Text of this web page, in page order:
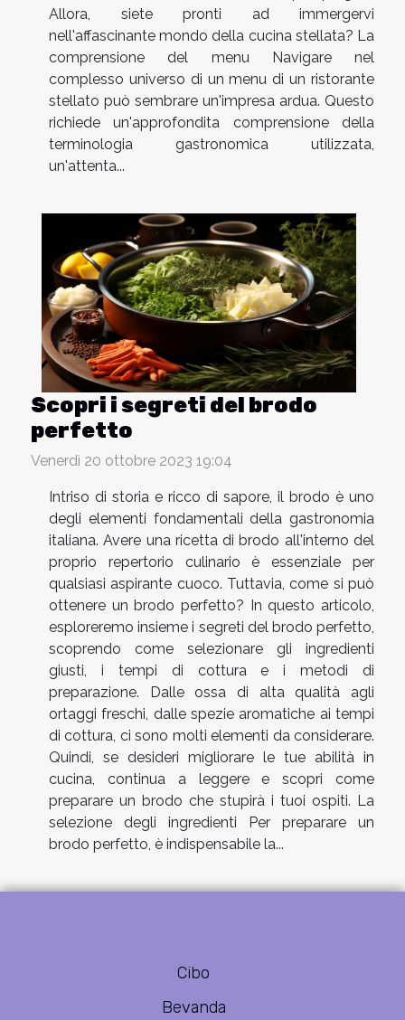
Allora, siete pronti ad immergervi
nell'affascinante mondo della cucina stellata? La
comprensione del menu Navigare nel
complesso universo di un menu di un ristorante
stellato può sembrare un'impresa ardua. Questo
richiede un'approfondita comprensione della
terminologia gastronomica utilizzata,
un'attenta...
Scopri i segreti del brodo
perfetto
Venerdì 20 ottobre 2023 19:04
Intriso di storia e ricco di sapore, il brodo è uno
degli elementi fondamentali della gastronomia
italiana. Avere una ricetta di brodo all'interno del
proprio repertorio culinario è essenziale per
qualsiasi aspirante cuoco. Tuttavia, come si può
ottenere un brodo perfetto? In questo articolo,
esploreremo insieme i segreti del brodo perfetto,
scoprendo come selezionare gli ingredienti
giusti, i tempi di cottura e i metodi di
preparazione. Dalle ossa di alta qualità agli
ortaggi freschi, dalle spezie aromatiche ai tempi
di cottura, ci sono molti elementi da considerare.
Quindi, se desideri migliorare le tue abilità in
cucina, continua a leggere e scopri come
preparare un brodo che stupirà i tuoi ospiti. La
selezione degli ingredienti Per preparare un
brodo perfetto, è indispensabile la...
Cibo
Bevanda